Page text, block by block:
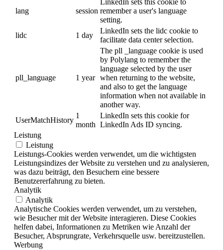
lang session
LinkedIn sets this cookie to
remember a user's language
setting.
lidc
1 day
LinkedIn sets the lidc cookie to
facilitate data center selection.
pll_language 1 year
The pll _language cookie is used
by Polylang to remember the
language selected by the user
when returning to the website,
and also to get the language
information when not available in
another way.
UserMatchHistory
1
month
LinkedIn sets this cookie for
LinkedIn Ads ID syncing.
Leistung
Leistung
Leistungs-Cookies werden verwendet, um die wichtigsten
Leistungsindizes der Website zu verstehen und zu analysieren,
was dazu beiträgt, den Besuchern eine bessere
Benutzererfahrung zu bieten.
Analytik
Analytik
Analytische Cookies werden verwendet, um zu verstehen,
wie Besucher mit der Website interagieren. Diese Cookies
helfen dabei, Informationen zu Metriken wie Anzahl der
Besucher, Absprungrate, Verkehrsquelle usw. bereitzustellen.
Werbung